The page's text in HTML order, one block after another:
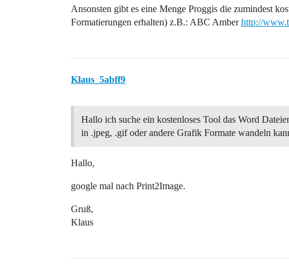
Ansonsten gibt es eine Menge Proggis die zumindest
Formatierungen erhalten) z.B.: ABC Amberhttp://
Klaus_5abff9
Hallo ich suche ein kostenloses Tool das Word
in .jpeg, .gif oder andere Grafik Formate wandeln
Hallo,
google mal nach Print2Image.
Gruß,
Klaus